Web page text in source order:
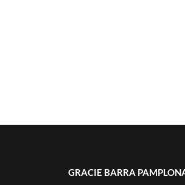
GRACIE BARRA